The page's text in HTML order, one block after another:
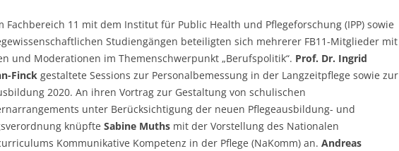
Fachbereich 11 mit dem Institut für Public Health und Pflegeforschung (IPP) sowie
Studiengängen beteiligten sich mehrerer FB11-Mitglieder mit
und Moderationen im Themenschwerpunkt „Berufspolitik“. Prof. Dr. Ingrid
Finck gestaltete Sessions zur Personalbemessung in der Langzeitpflege sowie zur
2020. An ihren Vortrag zur Gestaltung von schulischen
unter Berücksichtigung der neuen Pflegeausbildung- und
knüpfte Sabine Muths mit der Vorstellung des Nationalen
Kommunikative Kompetenz in der Pflege (NaKomm) an. Andreas